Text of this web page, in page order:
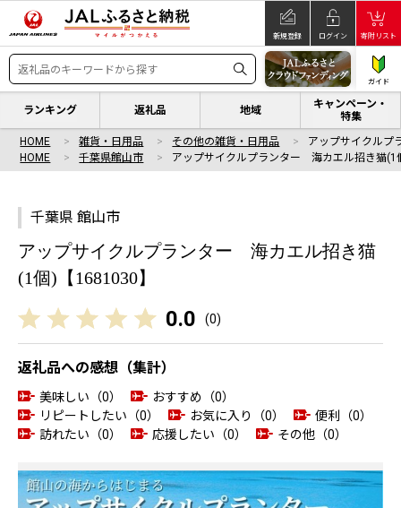
新規登録 ログイン 寄附リスト
ガイド
ランキング 返礼品 地域
キャンペーン・
特集
HOME 雑貨・日用品 その他の雑貨・日用品
アップサイクル
HOME
千葉県館山市 アップサイクルプランター 海カエル招き猫(1
千葉県 館山市
アップサイクルプランター 海カエル招き猫
(1個)【1681030】
0.0 (0)
返礼品への感想（集計）
美味しい（0）
おすすめ（0）
リピートしたい（0）
お気に入り（0）
便利（0）
訪れたい（0）
応援したい（0） その他（0）